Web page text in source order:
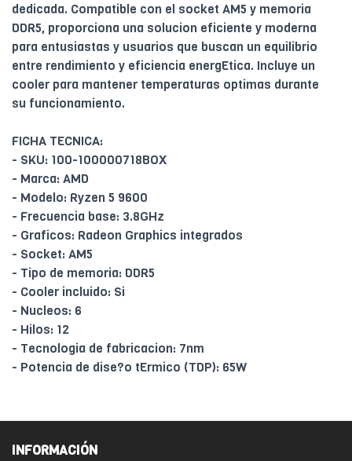
dedicada. Compatible con el socket AM5 y memoria
DDR5, proporciona una solucion eficiente y moderna
para entusiastas y usuarios que buscan un equilibrio
entre rendimiento y eficiencia energEtica. Incluye un
cooler para mantener temperaturas optimas durante
su funcionamiento.
FICHA TECNICA:
- SKU: 100-100000718BOX
- Marca: AMD
- Modelo: Ryzen 5 9600
- Frecuencia base: 3.8GHz
- Graficos: Radeon Graphics integrados
- Socket: AM5
- Tipo de memoria: DDR5
- Cooler incluido: Si
- Nucleos: 6
- Hilos: 12
- Tecnologia de fabricacion: 7nm
- Potencia de dise?o tErmico (TDP): 65W
INFORMACIÓN